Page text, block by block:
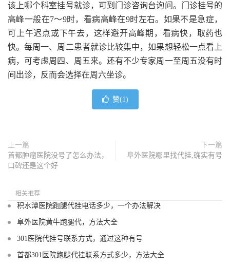
该上哪个科室挂号就诊，可到门诊咨询台询问。门诊挂号的
高峰一般在7～9时，看病高峰在9时左右。如果不是急症，
可上午迟点或下午去，这样避开高峰期，看病快，取药也
快。每周一、周二患者就诊比较集中，如果想轻松一点看上
病，可考虑周四、周五来。还有不少专家周一至周五没有时
间出诊，反而会选择在周六坐诊。
赞(1)
上一篇
首都肿瘤医院没号了怎么办法，
口碑还是这个好
下一篇
阜外医院哪里找代挂,确实有号
相关推荐
积水潭医院跑腿代挂电话多少，一个办法解决
阜外医院黄牛跑腿代，方法大全
301医院代挂号联系方式，通过这种有号
首都301医院跑腿代挂联系方式多少，方法大全